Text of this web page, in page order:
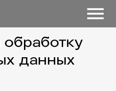
данных